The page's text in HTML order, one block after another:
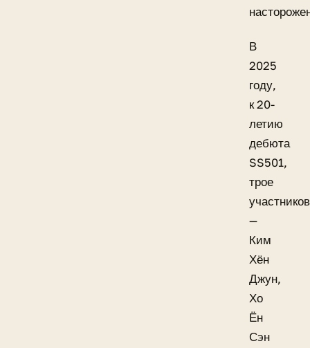
В
2025
году,
к 20-
летию
дебюта
SS501,
трое
участников
—
Ким
Хён
Джун,
Хо
Ён
Сэн